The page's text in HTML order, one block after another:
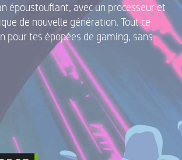
époustouflant, avec un processeur et
de nouvelle génération. Tout ce
pour tes épopées de gaming, sans